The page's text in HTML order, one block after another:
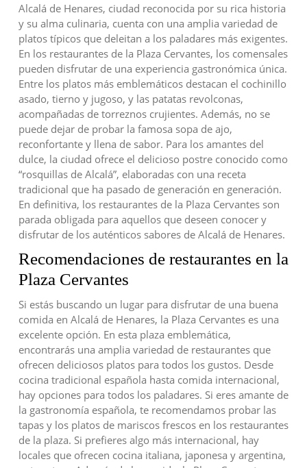
Alcalá de Henares, ciudad reconocida por su rica historia
y su alma culinaria, cuenta con una amplia variedad de
platos típicos que deleitan a los paladares más exigentes.
En los restaurantes de la Plaza Cervantes, los comensales
pueden disfrutar de una experiencia gastronómica única.
Entre los platos más emblemáticos destacan el cochinillo
asado, tierno y jugoso, y las patatas revolconas,
acompañadas de torreznos crujientes. Además, no se
puede dejar de probar la famosa sopa de ajo,
reconfortante y llena de sabor. Para los amantes del
dulce, la ciudad ofrece el delicioso postre conocido como
“rosquillas de Alcalá”, elaboradas con una receta
tradicional que ha pasado de generación en generación.
En definitiva, los restaurantes de la Plaza Cervantes son
parada obligada para aquellos que deseen conocer y
disfrutar de los auténticos sabores de Alcalá de Henares.
Recomendaciones de restaurantes en la
Plaza Cervantes
Si estás buscando un lugar para disfrutar de una buena
comida en Alcalá de Henares, la Plaza Cervantes es una
excelente opción. En esta plaza emblemática,
encontrarás una amplia variedad de restaurantes que
ofrecen deliciosos platos para todos los gustos. Desde
cocina tradicional española hasta comida internacional,
hay opciones para todos los paladares. Si eres amante de
la gastronomía española, te recomendamos probar las
tapas y los platos de mariscos frescos en los restaurantes
de la plaza. Si prefieres algo más internacional, hay
locales que ofrecen cocina italiana, japonesa y argentina,